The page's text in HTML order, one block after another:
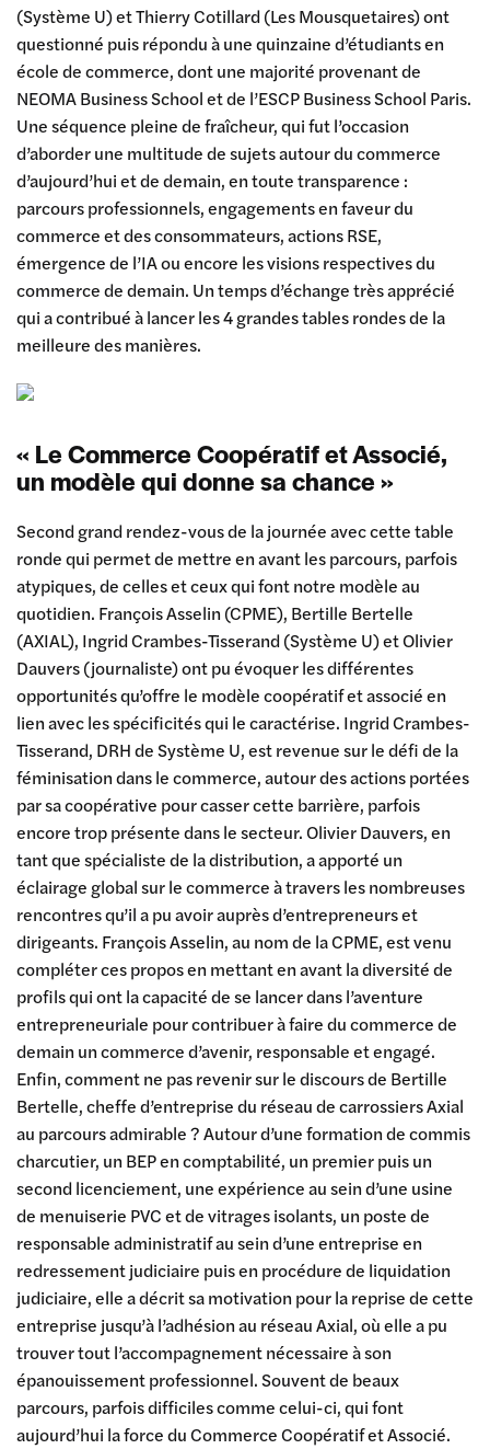
(Système U) et Thierry Cotillard (Les Mousquetaires) ont
questionné puis répondu à une quinzaine d’étudiants en
école de commerce, dont une majorité provenant de
NEOMA Business School et de l’ESCP Business School Paris.
Une séquence pleine de fraîcheur, qui fut l’occasion
d’aborder une multitude de sujets autour du commerce
d’aujourd’hui et de demain, en toute transparence :
parcours professionnels, engagements en faveur du
commerce et des consommateurs, actions RSE,
émergence de l’IA ou encore les visions respectives du
commerce de demain. Un temps d’échange très apprécié
qui a contribué à lancer les 4 grandes tables rondes de la
meilleure des manières.
« Le Commerce Coopératif et Associé,
un modèle qui donne sa chance »
Second grand rendez-vous de la journée avec cette table
ronde qui permet de mettre en avant les parcours, parfois
atypiques, de celles et ceux qui font notre modèle au
quotidien. François Asselin (CPME), Bertille Bertelle
(AXIAL), Ingrid Crambes-Tisserand (Système U) et Olivier
Dauvers (journaliste) ont pu évoquer les différentes
opportunités qu’offre le modèle coopératif et associé en
lien avec les spécificités qui le caractérise. Ingrid Crambes-
Tisserand, DRH de Système U, est revenue sur le défi de la
féminisation dans le commerce, autour des actions portées
par sa coopérative pour casser cette barrière, parfois
encore trop présente dans le secteur. Olivier Dauvers, en
tant que spécialiste de la distribution, a apporté un
éclairage global sur le commerce à travers les nombreuses
rencontres qu’il a pu avoir auprès d’entrepreneurs et
dirigeants. François Asselin, au nom de la CPME, est venu
compléter ces propos en mettant en avant la diversité de
profils qui ont la capacité de se lancer dans l’aventure
entrepreneuriale pour contribuer à faire du commerce de
demain un commerce d’avenir, responsable et engagé.
Enfin, comment ne pas revenir sur le discours de Bertille
Bertelle, cheffe d’entreprise du réseau de carrossiers Axial
au parcours admirable ? Autour d’une formation de commis
charcutier, un BEP en comptabilité, un premier puis un
second licenciement, une expérience au sein d’une usine
de menuiserie PVC et de vitrages isolants, un poste de
responsable administratif au sein d’une entreprise en
redressement judiciaire puis en procédure de liquidation
judiciaire, elle a décrit sa motivation pour la reprise de cette
entreprise jusqu’à l’adhésion au réseau Axial, où elle a pu
trouver tout l’accompagnement nécessaire à son
épanouissement professionnel. Souvent de beaux
parcours, parfois difficiles comme celui-ci, qui font
aujourd’hui la force du Commerce Coopératif et Associé.